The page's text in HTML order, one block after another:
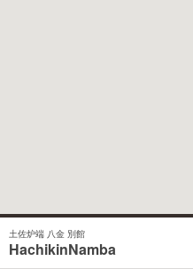
土佐炉端 八金 別館
HachikinNamba